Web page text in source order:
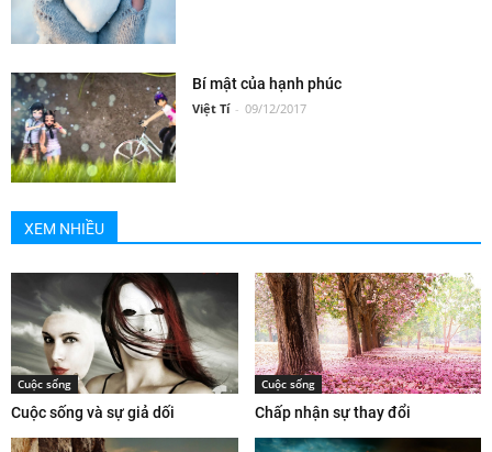
Bí mật của hạnh phúc
Việt Tí - 09/12/2017
XEM NHIỀU
Cuộc sống
Cuộc sống và sự giả dối
Cuộc sống
Chấp nhận sự thay đổi